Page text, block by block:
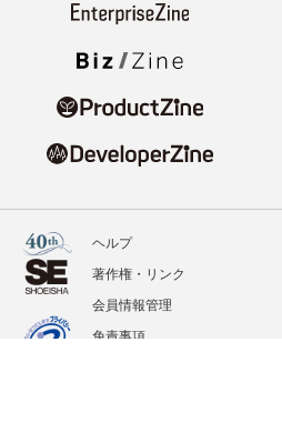
ヘルプ
著作権・リンク
会員情報管理
免責事項